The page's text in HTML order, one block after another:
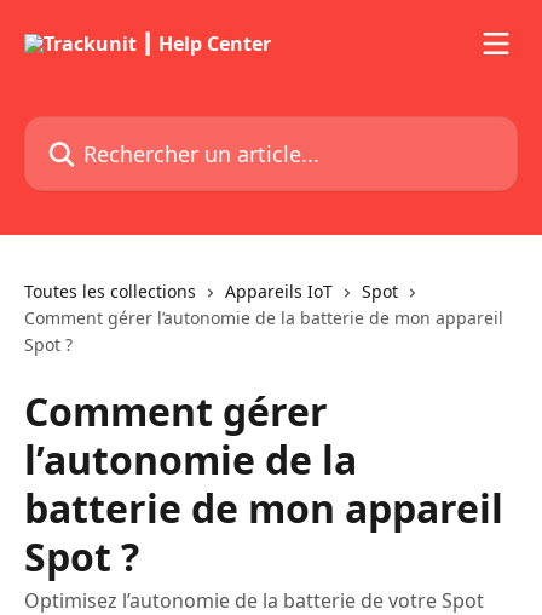
Rechercher un article...
Toutes les collections Appareils IoT
Spot
Comment gérer l’autonomie de la batterie de mon appareil
Spot ?
Comment gérer
l’autonomie de la
batterie de mon appareil
Spot ?
Optimisez l’autonomie de la batterie de votre Spot